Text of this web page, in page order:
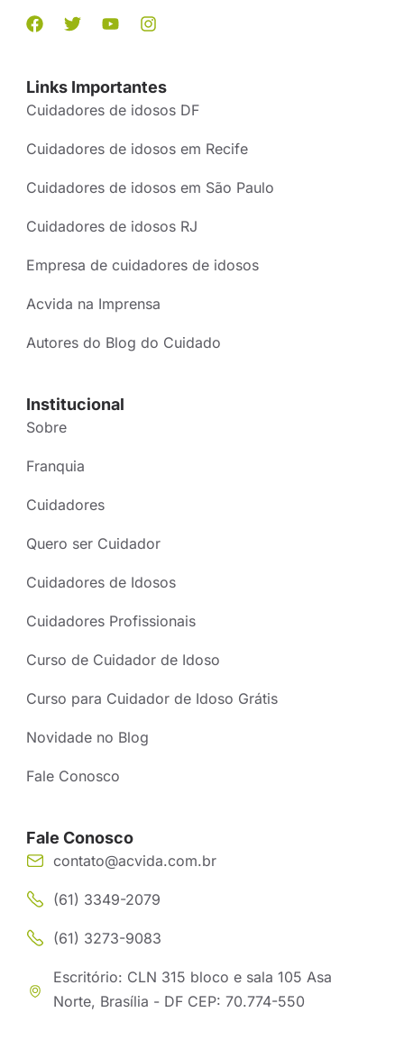
Links Importantes
Cuidadores de idosos DF
Cuidadores de idosos em Recife
Cuidadores de idosos em São Paulo
Cuidadores de idosos RJ
Empresa de cuidadores de idosos
Acvida na Imprensa
Autores do Blog do Cuidado
Institucional
Sobre
Franquia
Cuidadores
Quero ser Cuidador
Cuidadores de Idosos
Cuidadores Profissionais
Curso de Cuidador de Idoso
Curso para Cuidador de Idoso Grátis
Novidade no Blog
Fale Conosco
Fale Conosco
contato@acvida.com.br
(61) 3349-2079
(61) 3273-9083
Escritório: CLN 315 bloco e sala 105 Asa
Norte, Brasília - DF CEP: 70.774-550